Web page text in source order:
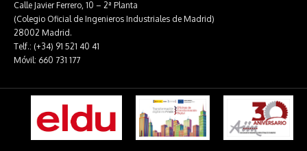
Calle Javier Ferrero, 10 – 2ª Planta
(Colegio Oficial de Ingenieros Industriales de Madrid)
28002 Madrid.
Telf.: (+34) 91 521 40 41
Móvil: 660 731 177